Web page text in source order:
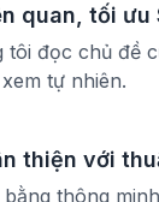
quan, tối ưu
tôi đọc chủ đề
tự nhiên.
thiện với
thông